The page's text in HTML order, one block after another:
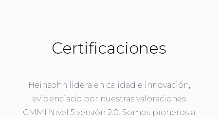
Certificaciones
Heinsohn lidera en calidad e innovación,
evidenciado por nuestras valoraciones
CMMI Nivel 5 versión 2.0. Somos pioneros a